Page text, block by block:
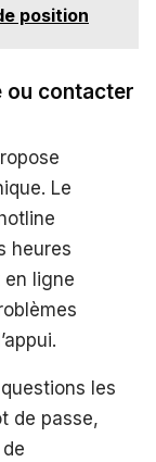
position
ou contacter
Le
heures
ligne
les
de passe,